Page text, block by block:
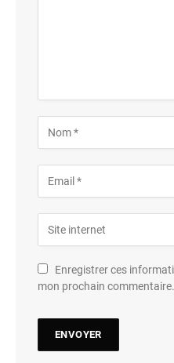
Enregistrer ces
mon prochain commentaire.